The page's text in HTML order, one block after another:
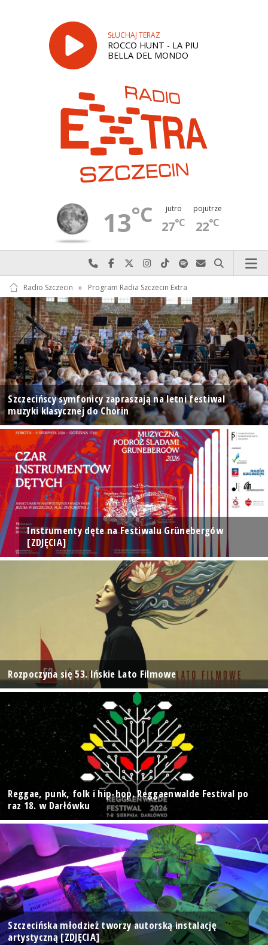
SŁUCHAJ TERAZ
ROCCO HUNT - LA PIU
BELLA DEL MONDO
13°C jutro
27°C
pojutrze
22°C
Najlepiej po prostu do nas zadzwoń
Odwiedź nas na Facebook-u
Odwiedź nas na X
Odwiedź nas na Instagram-ie
Odwiedź nas na TikTok-u
Szukaj nas na Spotify
Wyślij do nas
Szukaj
Radio Szczecin » Program Radia Szczecin Extra
Szczecińscy symfonicy zapraszają na letni festiwal
muzyki klasycznej do Chorin
Instrumenty dęte na Festiwalu Grünebergów
[ZDJĘCIA]
Rozpoczyna się 53. Ińskie Lato Filmowe
Reggae, punk, folk i hip-hop. Reggaenwalde Festival po
raz 18. w Darłówku
Szczecińska młodzież tworzy autorską instalację
artystyczną [ZDJĘCIA]